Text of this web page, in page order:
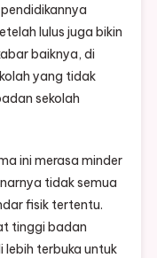
lulus juga bikin
baiknya, di
yang tidak
sekolah
ini merasa minder
tidak semua
fisik tertentu.
tinggi badan
lebih terbuka untuk